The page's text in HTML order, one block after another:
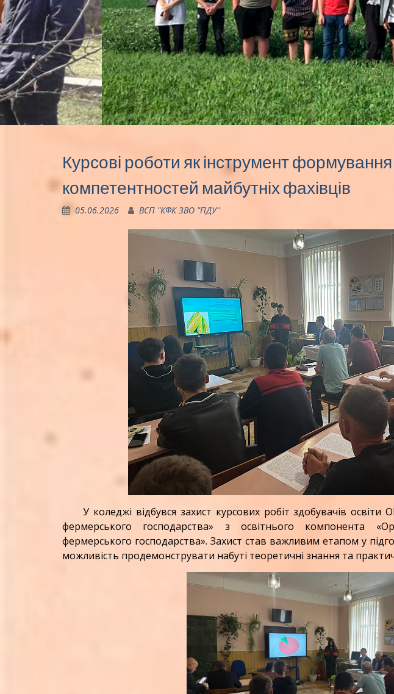
Курсові роботи як інструмент
компетентностей майбутніх фахівців
05.06.2026 ВСП "КФК ЗВО "ПДУ"
У коледжі відбувся захист курсових робіт здобувачів освіти
фермерського господарства» з освітнього компонента
фермерського господарства». Захист став важливим етапом у
можливість продемонструвати набуті теоретичні знання та